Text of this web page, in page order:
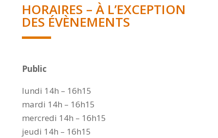
HORAIRES – À L’EXCEPTION
DES ÉVÈNEMENTS
Public
lundi 14h – 16h15
mardi 14h – 16h15
mercredi 14h – 16h15
jeudi 14h – 16h15